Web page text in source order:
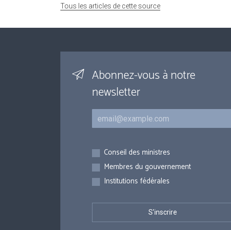
Tous les articles de cette source
Abonnez-vous à notre
newsletter
Courriel
Inscriptions
Conseil des ministres
Membres du gouvernement
Institutions fédérales